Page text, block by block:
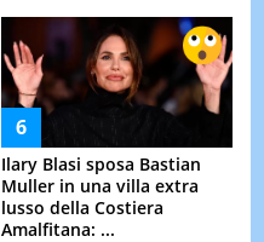
Ilary Blasi sposa Bastian
Muller in una villa extra
lusso della Costiera
Amalfitana: ...